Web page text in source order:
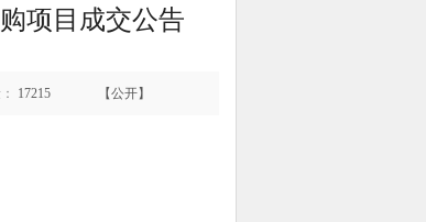
项目成交公告
17215 【公开】